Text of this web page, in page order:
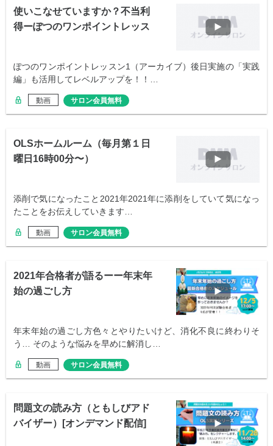
使いこなせていますか？不当利
得ーぽつのワンポイントレッス
ぽつのワンポイントレッスン1（アーカイブ）後日実施の「実践
編」も活用してレベルアップを！！…
動画 サロン会員無料
OLSホームルーム（毎月第１日
曜日16時00分〜）
添削で気になったこと2021年2021年に添削をしていて気になっ
たことをお伝えしていきます…
動画 サロン会員無料
2021年合格者が語るーー年末年
始の過ごし方
年末年始の過ごし方色々とやりたいけど、消化不良に終わりそ
う… そのような悩みを早めに解消し…
動画 サロン会員無料
問題文の読み方（ともしびアド
バイザー）[オンデマンド配信]